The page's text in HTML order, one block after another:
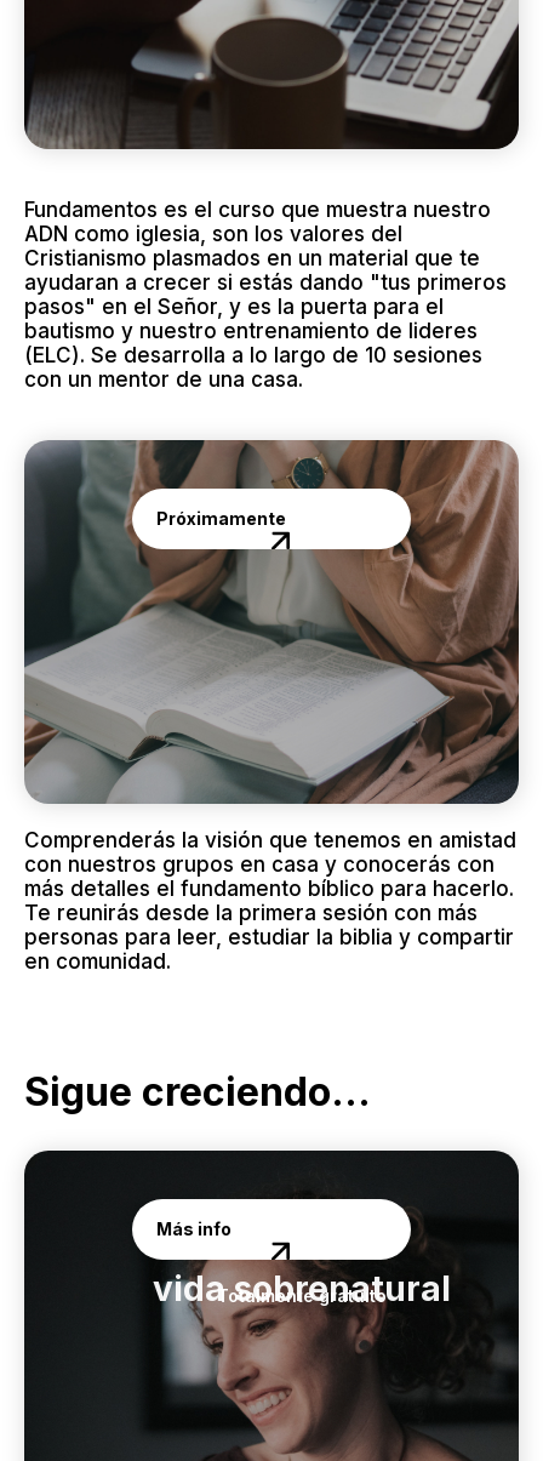
Fundamentos es el curso que muestra nuestro
ADN como iglesia, son los valores del
Cristianismo plasmados en un material que te
ayudaran a crecer si estás dando "tus primeros
pasos" en el Señor, y es la puerta para el
bautismo y nuestro entrenamiento de lideres
(ELC). Se desarrolla a lo largo de 10 sesiones
con un mentor de una casa.
ELC
Inscripciones abiertas
Próximamente
Comprenderás la visión que tenemos en amistad
con nuestros grupos en casa y conocerás con
más detalles el fundamento bíblico para hacerlo.
Te reunirás desde la primera sesión con más
personas para leer, estudiar la biblia y compartir
en comunidad.
Sigue creciendo...
Curso de
vida sobrenatural
Totalmente gratuito
Más info